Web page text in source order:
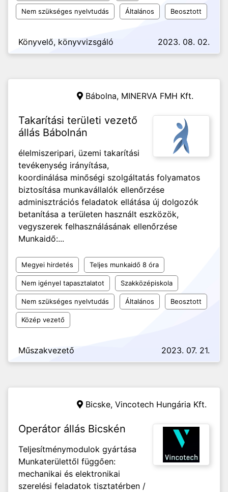
Nem szükséges nyelvtudás Általános Beosztott
Könyvelő, könyvvizsgáló 2023. 08. 02.
Bábolna, MINERVA FMH Kft.
Takarítási területi vezető
állás Bábolnán
élelmiszeripari, üzemi takarítási
tevékenység irányítása,
koordinálása minőségi szolgáltatás folyamatos
biztosítása munkavállalók ellenőrzése
adminisztrációs feladatok ellátása új dolgozók
betanítása a területen használt eszközök,
vegyszerek felhasználásának ellenőrzése
Munkaidő:...
Megyei hirdetés Teljes munkaidő 8 óra
Nem igényel tapasztalatot Szakközépiskola
Nem szükséges nyelvtudás Általános Beosztott
Közép vezető
Műszakvezető 2023. 07. 21.
Bicske, Vincotech Hungária Kft.
Operátor állás Bicskén
Teljesítménymodulok gyártása
Munkaterülettől függően:
mechanikai és elektronikai
szerelési feladatok tisztatérben /